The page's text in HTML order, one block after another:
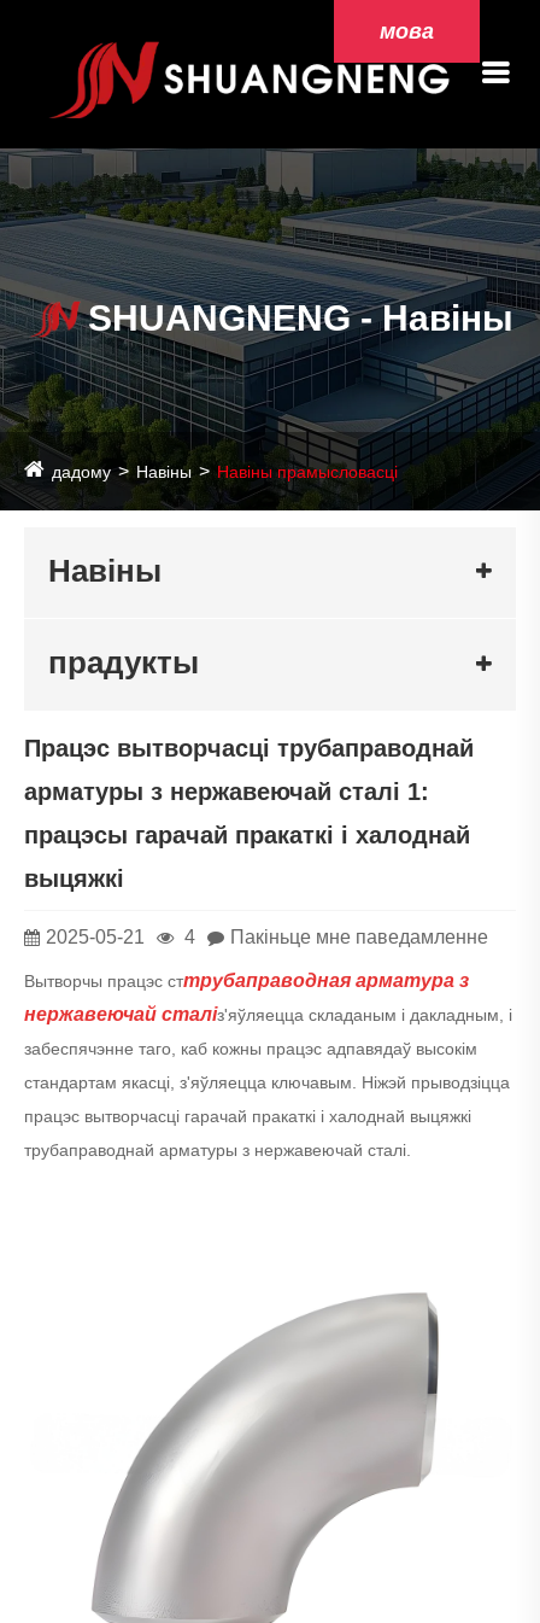
мова
SHUANGNENG - Навіны
дадому Навіны Навіны прамысловасці
Навіны
прадукты
Працэс вытворчасці трубаправоднай
арматуры з нержавеючай сталі 1:
працэсы гарачай пракаткі і халоднай
выцяжкі
2025-05-21 4 Пакіньце мне паведамленне
Вытворчы працэс сттрубаправодная арматура з
нержавеючай сталіз'яўляецца складаным і дакладным, і
забеспячэнне таго, каб кожны працэс адпавядаў высокім
стандартам якасці, з'яўляецца ключавым. Ніжэй прыводзіцца
працэс вытворчасці гарачай пракаткі і халоднай выцяжкі
трубаправоднай арматуры з нержавеючай сталі.